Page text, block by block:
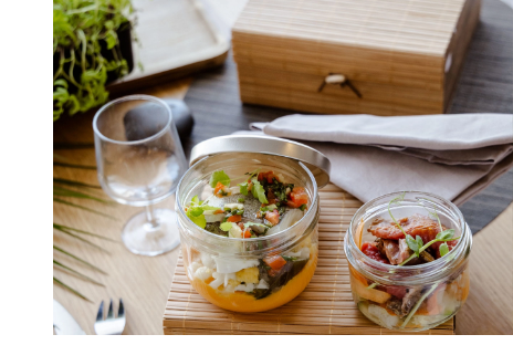
Notre histoire
Restaurant
Mariage à Rennes